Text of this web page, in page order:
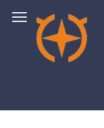
контенту